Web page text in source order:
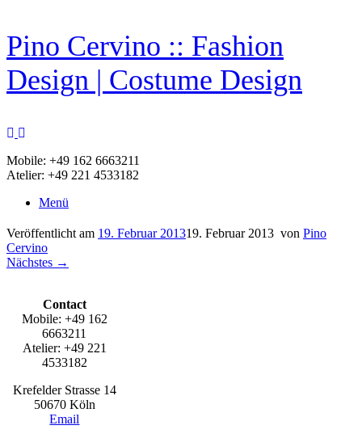
Zum
Inhalt
springen
Pino Cervino :: Fashion
Design | Costume Design
Mobile: +49 162 6663211
Atelier: +49 221 4533182
Menü
Veröffentlicht am 19. Februar 201319. Februar 2013 von Pino
Cervino
Nächstes →
Contact
Mobile: +49 162
6663211
Atelier: +49 221
4533182
Krefelder Strasse 14
50670 Köln
Email